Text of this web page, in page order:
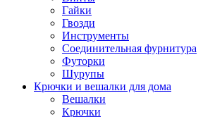
Гайки
Гвозди
Инструменты
Соединительная фурнитура
Футорки
Шурупы
Крючки и вешалки для дома
Вешалки
Крючки